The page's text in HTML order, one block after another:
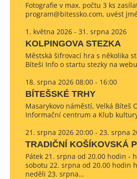
Fotografie v max. počtu 3 ks
program@bitessko.com, uvést
1. května 2026 - 31. srpna 2026
KOLPINGOVA STEZKA
Městská šifrovací hra s několika
Bíteši Info o startu stezky na
18. srpna 2026 08:00 - 16:00
BÍTEŠSKÉ TRHY
Masarykovo náměstí, Velká Bíteš
Informační centrum a Klub
21. srpna 2026 20:00 - 23. srpna
TRADIČNÍ KOŠÍKOVSKÁ
Pátek 21. srpna od 20.00 hodin -
sobotu 22. srpna od 20.00 hodin
neděli 23. srpna…